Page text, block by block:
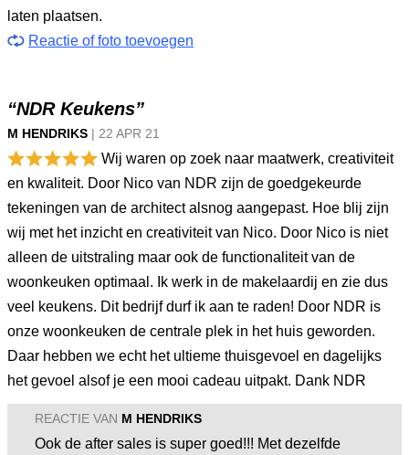
laten plaatsen.
Reactie of foto toevoegen
“NDR Keukens”
M HENDRIKS | 22 APR 21
Wij waren op zoek naar maatwerk, creativiteit
en kwaliteit. Door Nico van NDR zijn de goedgekeurde
tekeningen van de architect alsnog aangepast. Hoe blij zijn
wij met het inzicht en creativiteit van Nico. Door Nico is niet
alleen de uitstraling maar ook de functionaliteit van de
woonkeuken optimaal. Ik werk in de makelaardij en zie dus
veel keukens. Dit bedrijf durf ik aan te raden! Door NDR is
onze woonkeuken de centrale plek in het huis geworden.
Daar hebben we echt het ultieme thuisgevoel en dagelijks
het gevoel alsof je een mooi cadeau uitpakt. Dank NDR
REACTIE VAN M HENDRIKS
Ook de after sales is super goed!!! Met dezelfde